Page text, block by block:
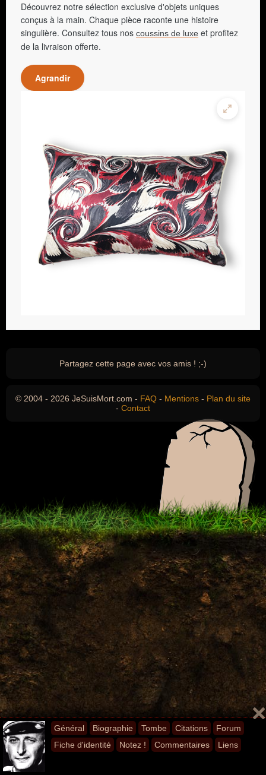
Général Biographie Tombe Citations
Forum
Fiche d'identité
Notez ! Commentaires Liens
Découvrez notre sélection exclusive d'objets uniques
conçus à la main. Chaque pièce raconte une histoire
singulière. Consultez tous nos coussins de luxe et profitez
de la livraison offerte.
Agrandir
Partagez cette page avec vos amis ! ;-)
© 2004 - 2026 JeSuisMort.com - FAQ - Mentions - Plan du site
- Contact